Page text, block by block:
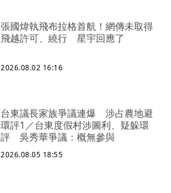
張國煒執飛布拉格首航！網傳未取得
飛越許可、繞行 星宇回應了
2026.08.02 16:16
台東議長家族爭議連爆 涉占農地避
環評1／台東度假村涉圖利、疑躲環
評 吳秀華爭議：概無參與
2026.08.05 18:55